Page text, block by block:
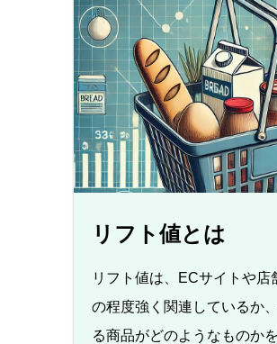
リフト値とは
リフト値は、ECサイトや店
の程度強く関連しているか
る商品がどのようなものか